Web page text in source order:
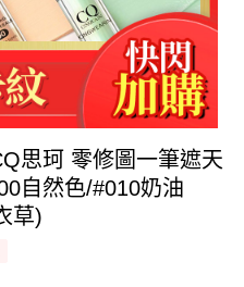
思珂 零修圖一筆遮天
自然色/#010奶油
草)